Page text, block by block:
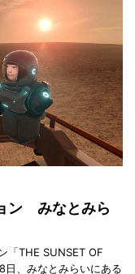
ン みなとみら
「THE SUNSET OF
日、みなとみらいにある